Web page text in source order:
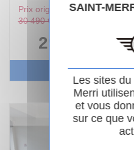
Prix original :
30 490 €
29 990 €
Voir le
SAINT-
Les sites
Merri
et vous
sur ce que